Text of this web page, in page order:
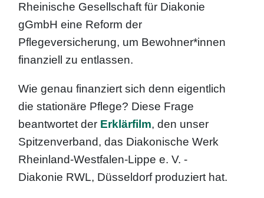
Rheinische Gesellschaft für Diakonie
gGmbH eine Reform der
Pflegeversicherung, um Bewohner*innen
finanziell zu entlassen.
Wie genau finanziert sich denn eigentlich
die stationäre Pflege? Diese Frage
beantwortet der Erklärfilm, den unser
Spitzenverband, das Diakonische Werk
Rheinland-Westfalen-Lippe e. V. -
Diakonie RWL, Düsseldorf produziert hat.